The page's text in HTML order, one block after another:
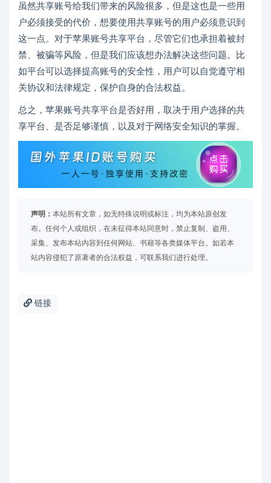
虽然共享账号给我们带来的风险很多，但是这也是一些用
户必须接受的代价，想要使用共享账号的用户必须意识到
这一点。对于苹果账号共享平台，尽管它们也承担着被封
禁、被骗等风险，但是我们应该想办法解决这些问题。比
如平台可以选择提高账号的安全性，用户可以自觉遵守相
关协议和法律规定，保护自身的合法权益。
总之，苹果账号共享平台是否好用，取决于用户选择的共
享平台、是否足够谨慎，以及对于网络安全知识的掌握。
声明： 本站所有文章，如无特殊说明或标注，均为本站原创发
布。任何个人或组织，在未征得本站同意时，禁止复制、盗用、
采集、发布本站内容到任何网站、书籍等各类媒体平台。如若本
站内容侵犯了原著者的合法权益，可联系我们进行处理。
链接